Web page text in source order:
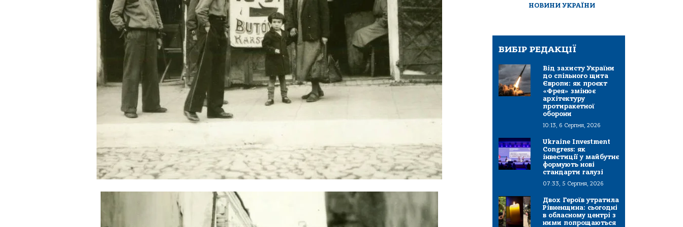
НОВИНИ УКРАЇНИ
ВИБІР РЕДАКЦІЇ
Від захисту України
до спільного щита
Європи: як проєкт
«Фрея» змінює
архітектуру
протиракетної
оборони
10:13, 6 Серпня, 2026
Ukraine Investment
Congress: як
інвестиції у майбутнє
формують нові
стандарти галузі
07:33, 5 Серпня, 2026
Двох Героїв утратила
Рівненщина: сьогодні
в обласному центрі з
ними попрощаються